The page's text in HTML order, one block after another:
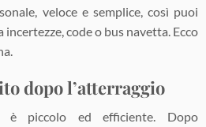
veloce e semplice, così puoi
code o bus navetta. Ecco
dopo l’atterraggio
è piccolo ed efficiente. Dopo